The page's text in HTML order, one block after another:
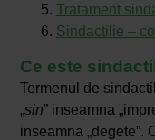
Tratament
Sindactilie –
Ce este
Termenul de
„sin” inseamna
inseamna „degete”.